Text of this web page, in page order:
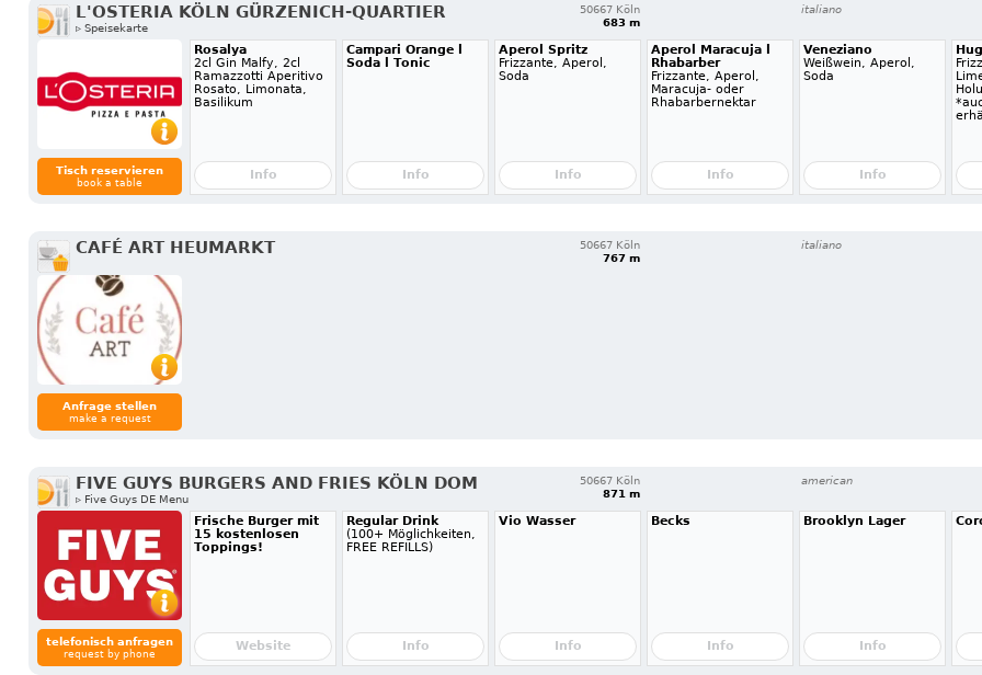
L'OSTERIA KÖLN GÜRZENICH-QUARTIER
▹ Speisekarte
50667 Köln
683 m
italiano
Tisch reservieren
book a table
Rosalya
2cl Gin Malfy, 2cl
Ramazzotti Aperitivo
Rosato, Limonata,
Basilikum
Info
Campari Orange l
Soda l Tonic
Info
Aperol Spritz
Frizzante, Aperol,
Soda
Info
Aperol Maracuja l
Rhabarber
Frizzante, Aperol,
Maracuja- oder
Rhabarbernektar
Info
Veneziano
Weißwein, Aperol,
Soda
Info
CAFÉ ART HEUMARKT
50667 Köln
767 m
italiano
Anfrage stellen
make a request
FIVE GUYS BURGERS AND FRIES KÖLN DOM
▹ Five Guys DE Menu
50667 Köln
871 m
american
telefonisch anfragen
request by phone
Frische Burger mit
15 kostenlosen
Toppings!
Website
Regular Drink
(100+ Möglichkeiten,
FREE REFILLS)
Info
Vio Wasser
Info
Becks
Info
Brooklyn Lager
Info